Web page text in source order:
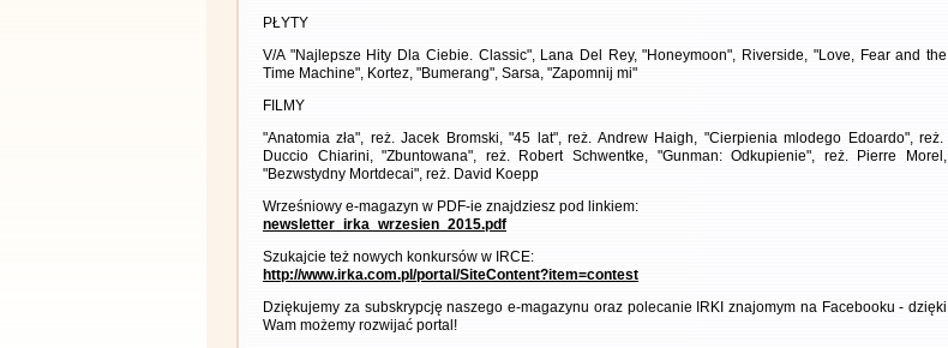
PŁYTY
V/A "Najlepsze Hity Dla Ciebie. Classic", Lana Del Rey, "Honeymoon", Riverside, "Love, Fear and the
Time Machine", Kortez, "Bumerang", Sarsa, "Zapomnij mi"
FILMY
"Anatomia zła", reż. Jacek Bromski, "45 lat", reż. Andrew Haigh, "Cierpienia mlodego Edoardo", reż.
Duccio Chiarini, "Zbuntowana", reż. Robert Schwentke, "Gunman: Odkupienie", reż. Pierre Morel,
"Bezwstydny Mortdecai", reż. David Koepp
Wrześniowy e-magazyn w PDF-ie znajdziesz pod linkiem:
newsletter_irka_wrzesien_2015.pdf
Szukajcie też nowych konkursów w IRCE:
http://www.irka.com.pl/portal/SiteContent?item=contest
Dziękujemy za subskrypcję naszego e-magazynu oraz polecanie IRKI znajomym na Facebooku - dzięki
Wam możemy rozwijać portal!